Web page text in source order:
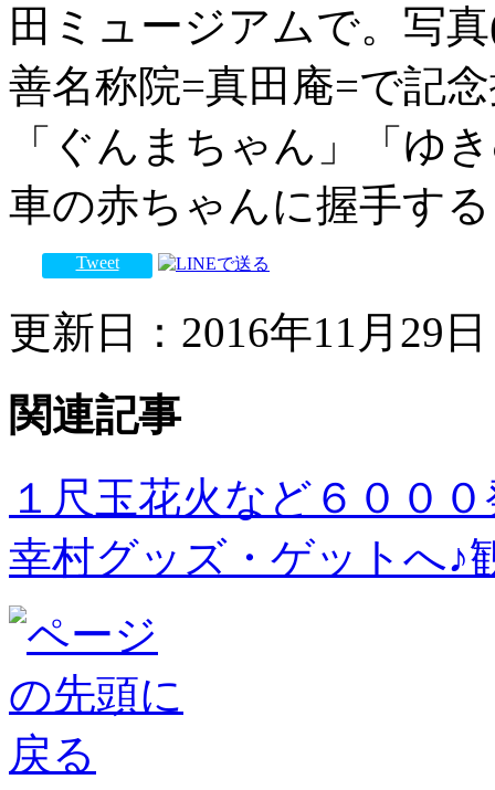
田ミュージアムで。写
善名称院=真田庵=で記
「ぐんまちゃん」「ゆ
車の赤ちゃんに握手す
Tweet
更新日：2016年11月29
関連記事
１尺玉花火など６００
幸村グッズ・ゲットへ♪